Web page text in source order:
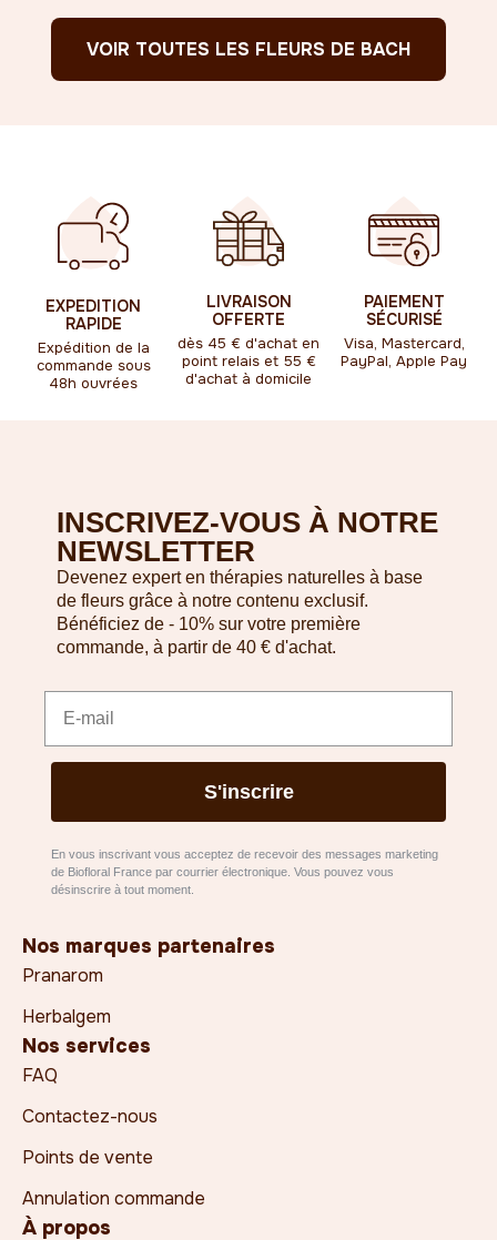
VOIR TOUTES LES FLEURS DE BACH
EXPEDITION
RAPIDE
Expédition de la
commande sous
48h ouvrées
LIVRAISON
OFFERTE
dès 45 € d'achat en
point relais et 55 €
d'achat à domicile
PAIEMENT
SÉCURISÉ
Visa, Mastercard,
PayPal, Apple Pay
INSCRIVEZ-VOUS À NOTRE
NEWSLETTER
Devenez expert en thérapies naturelles à base
de fleurs grâce à notre contenu exclusif.
Bénéficiez de - 10% sur votre première
commande, à partir de 40 € d'achat.
S'inscrire
En vous inscrivant vous acceptez de recevoir des messages marketing
de Biofloral France par courrier électronique. Vous pouvez vous
désinscrire à tout moment.
Nos marques partenaires
Pranarom
Herbalgem
Nos services
FAQ
Contactez-nous
Points de vente
Annulation commande
À propos